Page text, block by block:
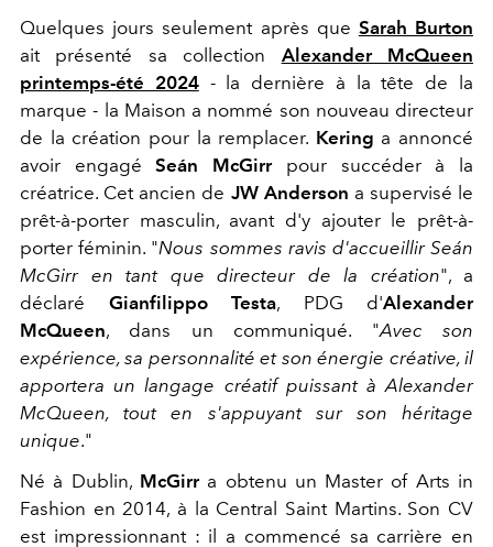
Quelques jours seulement après que Sarah Burton
ait présenté sa collection Alexander McQueen
printemps-été 2024- la dernière à la tête de la
marque - la Maison a nommé son nouveau directeur
de la création pour la remplacer. Kering a annoncé
avoir engagéSeán McGirrpour succéder à la
créatrice. Cet ancien de JW Anderson a supervisé le
prêt-à-porter masculin, avant d'y ajouter le prêt-à-
porter féminin. "Nous sommes ravis d'accueillir Seán
McGirr en tant que directeur de la création", a
déclaré Gianfilippo Testa, PDG d'Alexander
McQueen, dans un communiqué. "Avec son
expérience, sa personnalité et son énergie créative, il
apportera un langage créatif puissant à Alexander
McQueen, tout en s'appuyant sur son héritage
unique."
Né à Dublin, McGirra obtenu un Master of Arts in
Fashion en 2014, à la Central Saint Martins. Son CV
est impressionnant : il a commencé sa carrière en